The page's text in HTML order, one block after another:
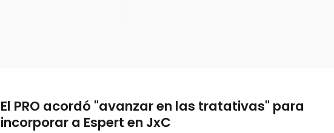
El PRO acordó "avanzar en las tratativas" para
incorporar a Espert en JxC